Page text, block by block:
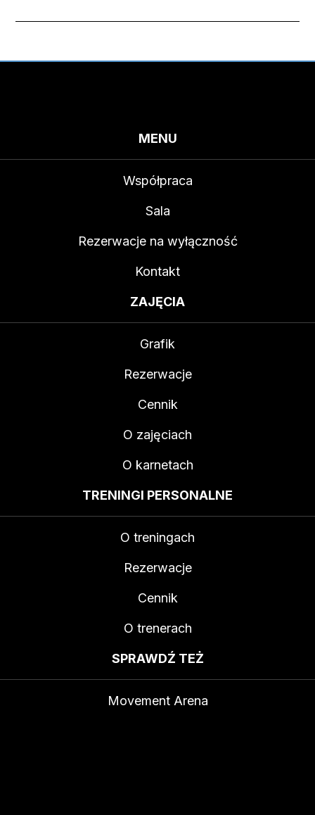
MENU
Współpraca
Sala
Rezerwacje na wyłączność
Kontakt
ZAJĘCIA
Grafik
Rezerwacje
Cennik
O zajęciach
O karnetach
TRENINGI PERSONALNE
O treningach
Rezerwacje
Cennik
O trenerach
SPRAWDŹ TEŻ
Movement Arena